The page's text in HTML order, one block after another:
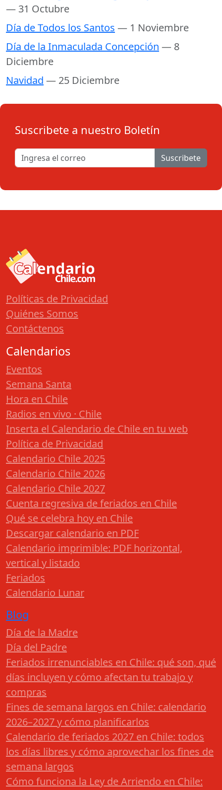
— 31 Octubre
Día de Todos los Santos — 1 Noviembre
Día de la Inmaculada Concepción — 8
Diciembre
Navidad — 25 Diciembre
Suscribete a nuestro Boletín
Suscribete
Políticas de Privacidad
Quiénes Somos
Contáctenos
Calendarios
Eventos
Semana Santa
Hora en Chile
Radios en vivo · Chile
Inserta el Calendario de Chile en tu web
Política de Privacidad
Calendario Chile 2025
Calendario Chile 2026
Calendario Chile 2027
Cuenta regresiva de feriados en Chile
Qué se celebra hoy en Chile
Descargar calendario en PDF
Calendario imprimible: PDF horizontal,
vertical y listado
Feriados
Calendario Lunar
Blog
Día de la Madre
Día del Padre
Feriados irrenunciables en Chile: qué son, qué
días incluyen y cómo afectan tu trabajo y
compras
Fines de semana largos en Chile: calendario
2026–2027 y cómo planificarlos
Calendario de feriados 2027 en Chile: todos
los días libres y cómo aprovechar los fines de
semana largos
Cómo funciona la Ley de Arriendo en Chile: